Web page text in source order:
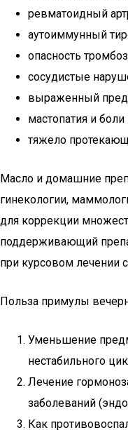
ревматоидный
аутоиммунный
опасность
сосудистые
выраженный
мастопатия и
тяжело
Масло и домашние
гинекологии,
для коррекции
поддерживающий
при курсовом лечении
Польза примулы
Уменьшение
нестабильного
Лечение
заболеваний
Как